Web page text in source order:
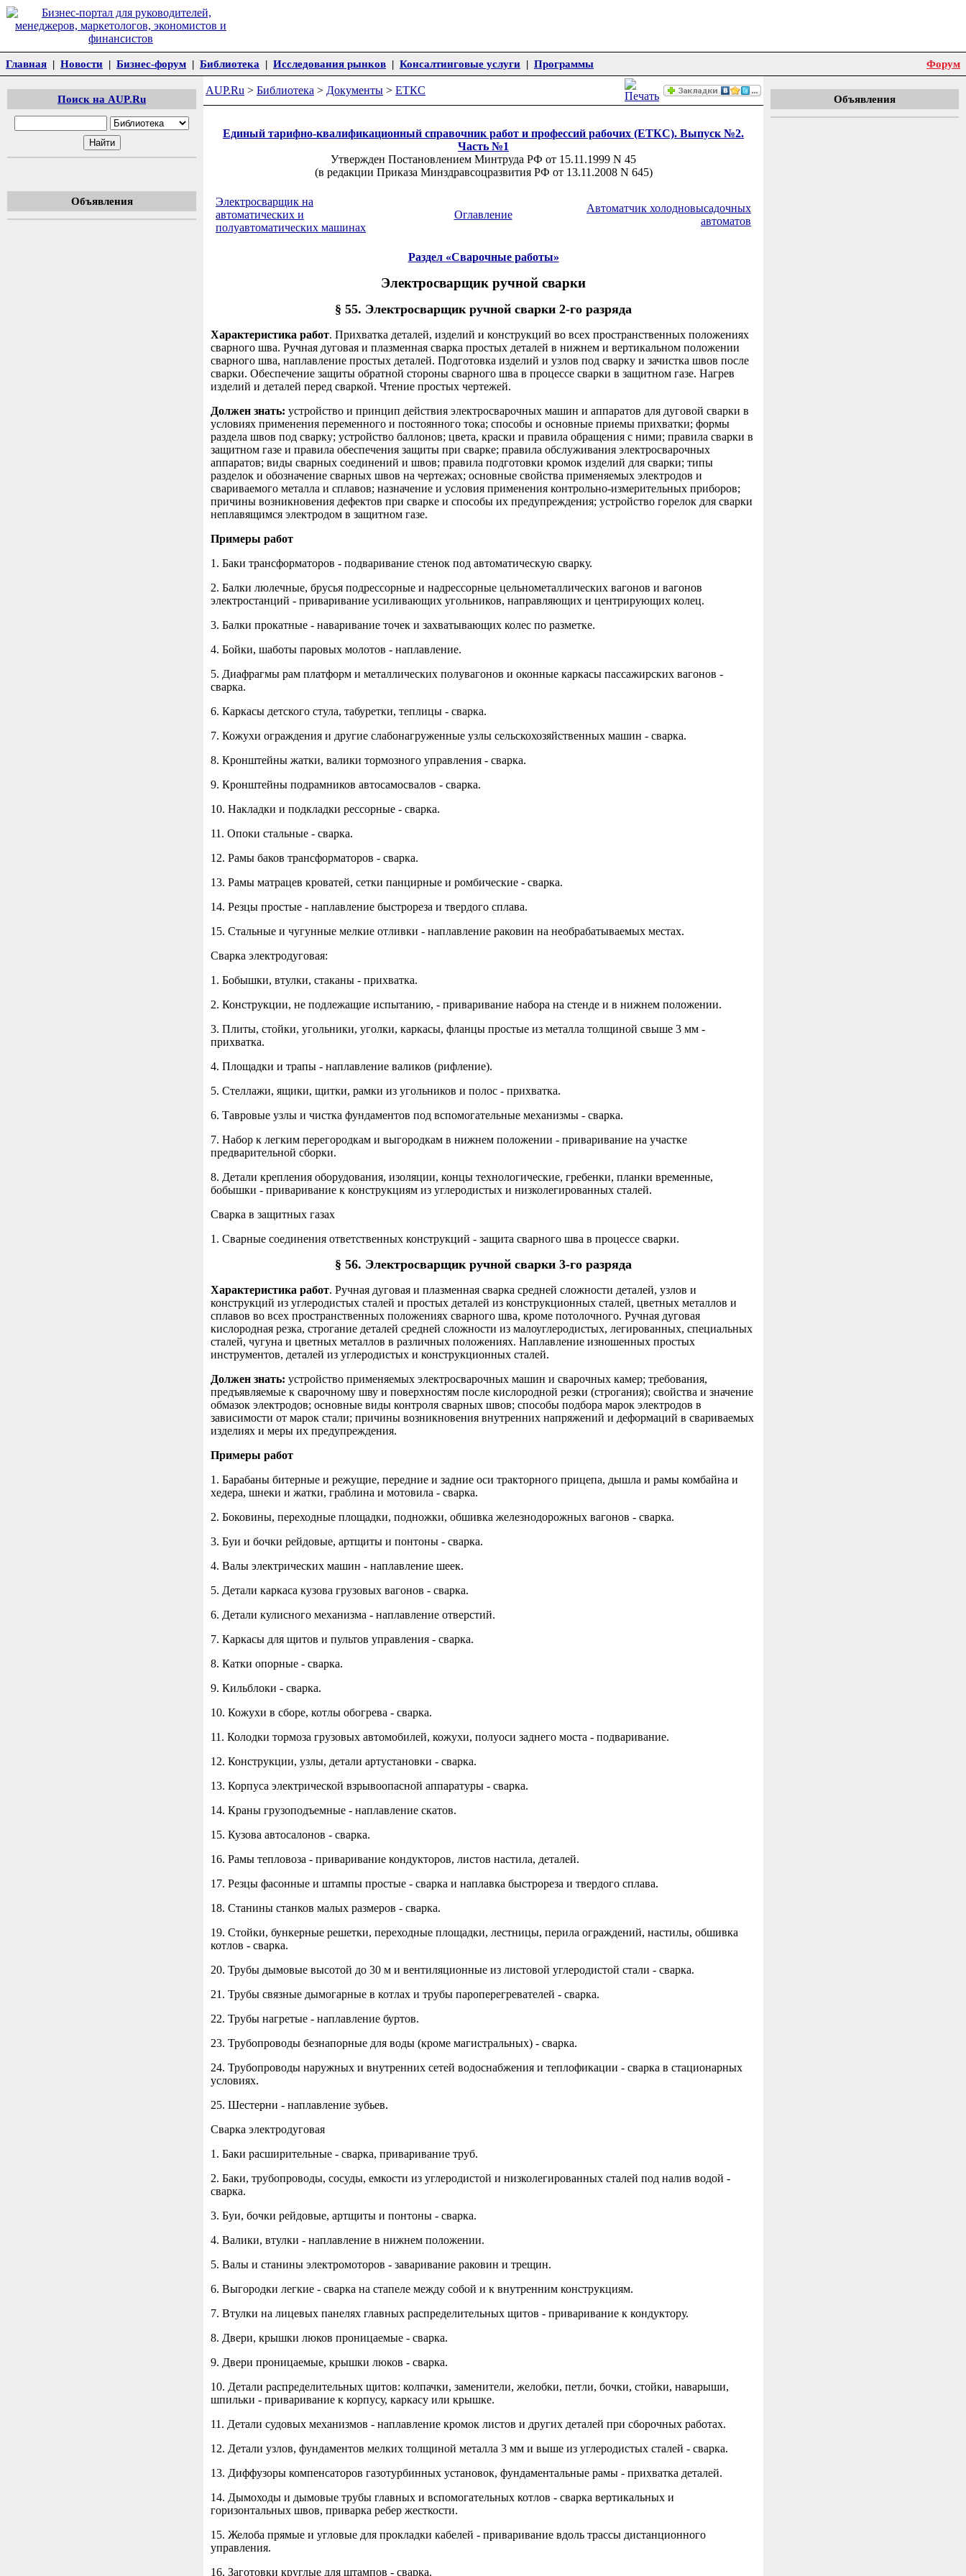
Главная | Новости | Бизнес-форум | Библиотека | Исследования рынков | Консалтинговые услуги | Программы Форум
Поиск на AUP.Ru
Объявления
AUP.Ru > Библиотека > Документы > ЕТКС
Единый тарифно-квалификационный справочник работ и профессий рабочих (ЕТКС). Выпуск №2.
Часть №1
Утвержден Постановлением Минтруда РФ от 15.11.1999 N 45
(в редакции Приказа Минздравсоцразвития РФ от 13.11.2008 N 645)
Электросварщик на
автоматических и
полуавтоматических машинах
Оглавление
Автоматчик холодновысадочных
автоматов
Раздел «Сварочные работы»
Электросварщик ручной сварки
§ 55. Электросварщик ручной сварки 2-го разряда
Характеристика работ. Прихватка деталей, изделий и конструкций во всех пространственных положениях
сварного шва. Ручная дуговая и плазменная сварка простых деталей в нижнем и вертикальном положении
сварного шва, наплавление простых деталей. Подготовка изделий и узлов под сварку и зачистка швов после
сварки. Обеспечение защиты обратной стороны сварного шва в процессе сварки в защитном газе. Нагрев
изделий и деталей перед сваркой. Чтение простых чертежей.
Должен знать: устройство и принцип действия электросварочных машин и аппаратов для дуговой сварки в
условиях применения переменного и постоянного тока; способы и основные приемы прихватки; формы
раздела швов под сварку; устройство баллонов; цвета, краски и правила обращения с ними; правила сварки в
защитном газе и правила обеспечения защиты при сварке; правила обслуживания электросварочных
аппаратов; виды сварных соединений и швов; правила подготовки кромок изделий для сварки; типы
разделок и обозначение сварных швов на чертежах; основные свойства применяемых электродов и
свариваемого металла и сплавов; назначение и условия применения контрольно-измерительных приборов;
причины возникновения дефектов при сварке и способы их предупреждения; устройство горелок для сварки
неплавящимся электродом в защитном газе.
Примеры работ
1. Баки трансформаторов - подваривание стенок под автоматическую сварку.
2. Балки люлечные, брусья подрессорные и надрессорные цельнометаллических вагонов и вагонов
электростанций - приваривание усиливающих угольников, направляющих и центрирующих колец.
3. Балки прокатные - наваривание точек и захватывающих колес по разметке.
4. Бойки, шаботы паровых молотов - наплавление.
5. Диафрагмы рам платформ и металлических полувагонов и оконные каркасы пассажирских вагонов -
сварка.
6. Каркасы детского стула, табуретки, теплицы - сварка.
7. Кожухи ограждения и другие слабонагруженные узлы сельскохозяйственных машин - сварка.
8. Кронштейны жатки, валики тормозного управления - сварка.
9. Кронштейны подрамников автосамосвалов - сварка.
10. Накладки и подкладки рессорные - сварка.
11. Опоки стальные - сварка.
12. Рамы баков трансформаторов - сварка.
13. Рамы матрацев кроватей, сетки панцирные и ромбические - сварка.
14. Резцы простые - наплавление быстрореза и твердого сплава.
15. Стальные и чугунные мелкие отливки - наплавление раковин на необрабатываемых местах.
Сварка электродуговая:
1. Бобышки, втулки, стаканы - прихватка.
2. Конструкции, не подлежащие испытанию, - приваривание набора на стенде и в нижнем положении.
3. Плиты, стойки, угольники, уголки, каркасы, фланцы простые из металла толщиной свыше 3 мм -
прихватка.
4. Площадки и трапы - наплавление валиков (рифление).
5. Стеллажи, ящики, щитки, рамки из угольников и полос - прихватка.
6. Тавровые узлы и чистка фундаментов под вспомогательные механизмы - сварка.
7. Набор к легким перегородкам и выгородкам в нижнем положении - приваривание на участке
предварительной сборки.
8. Детали крепления оборудования, изоляции, концы технологические, гребенки, планки временные,
бобышки - приваривание к конструкциям из углеродистых и низколегированных сталей.
Сварка в защитных газах
1. Сварные соединения ответственных конструкций - защита сварного шва в процессе сварки.
§ 56. Электросварщик ручной сварки 3-го разряда
Характеристика работ. Ручная дуговая и плазменная сварка средней сложности деталей, узлов и
конструкций из углеродистых сталей и простых деталей из конструкционных сталей, цветных металлов и
сплавов во всех пространственных положениях сварного шва, кроме потолочного. Ручная дуговая
кислородная резка, строгание деталей средней сложности из малоуглеродистых, легированных, специальных
сталей, чугуна и цветных металлов в различных положениях. Наплавление изношенных простых
инструментов, деталей из углеродистых и конструкционных сталей.
Должен знать: устройство применяемых электросварочных машин и сварочных камер; требования,
предъявляемые к сварочному шву и поверхностям после кислородной резки (строгания); свойства и значение
обмазок электродов; основные виды контроля сварных швов; способы подбора марок электродов в
зависимости от марок стали; причины возникновения внутренних напряжений и деформаций в свариваемых
изделиях и меры их предупреждения.
Примеры работ
1. Барабаны битерные и режущие, передние и задние оси тракторного прицепа, дышла и рамы комбайна и
хедера, шнеки и жатки, граблина и мотовила - сварка.
2. Боковины, переходные площадки, подножки, обшивка железнодорожных вагонов - сварка.
3. Буи и бочки рейдовые, артщиты и понтоны - сварка.
4. Валы электрических машин - наплавление шеек.
5. Детали каркаса кузова грузовых вагонов - сварка.
6. Детали кулисного механизма - наплавление отверстий.
7. Каркасы для щитов и пультов управления - сварка.
8. Катки опорные - сварка.
9. Кильблоки - сварка.
10. Кожухи в сборе, котлы обогрева - сварка.
11. Колодки тормоза грузовых автомобилей, кожухи, полуоси заднего моста - подваривание.
12. Конструкции, узлы, детали артустановки - сварка.
13. Корпуса электрической взрывоопасной аппаратуры - сварка.
14. Краны грузоподъемные - наплавление скатов.
15. Кузова автосалонов - сварка.
16. Рамы тепловоза - приваривание кондукторов, листов настила, деталей.
17. Резцы фасонные и штампы простые - сварка и наплавка быстрореза и твердого сплава.
18. Станины станков малых размеров - сварка.
19. Стойки, бункерные решетки, переходные площадки, лестницы, перила ограждений, настилы, обшивка
котлов - сварка.
20. Трубы дымовые высотой до 30 м и вентиляционные из листовой углеродистой стали - сварка.
21. Трубы связные дымогарные в котлах и трубы пароперегревателей - сварка.
22. Трубы нагретые - наплавление буртов.
23. Трубопроводы безнапорные для воды (кроме магистральных) - сварка.
24. Трубопроводы наружных и внутренних сетей водоснабжения и теплофикации - сварка в стационарных
условиях.
25. Шестерни - наплавление зубьев.
Сварка электродуговая
1. Баки расширительные - сварка, приваривание труб.
2. Баки, трубопроводы, сосуды, емкости из углеродистой и низколегированных сталей под налив водой -
сварка.
3. Буи, бочки рейдовые, артщиты и понтоны - сварка.
4. Валики, втулки - наплавление в нижнем положении.
5. Валы и станины электромоторов - заваривание раковин и трещин.
6. Выгородки легкие - сварка на стапеле между собой и к внутренним конструкциям.
7. Втулки на лицевых панелях главных распределительных щитов - приваривание к кондуктору.
8. Двери, крышки люков проницаемые - сварка.
9. Двери проницаемые, крышки люков - сварка.
10. Детали распределительных щитов: колпачки, заменители, желобки, петли, бочки, стойки, наварыши,
шпильки - приваривание к корпусу, каркасу или крышке.
11. Детали судовых механизмов - наплавление кромок листов и других деталей при сборочных работах.
12. Детали узлов, фундаментов мелких толщиной металла 3 мм и выше из углеродистых сталей - сварка.
13. Диффузоры компенсаторов газотурбинных установок, фундаментальные рамы - прихватка деталей.
14. Дымоходы и дымовые трубы главных и вспомогательных котлов - сварка вертикальных и
горизонтальных швов, приварка ребер жесткости.
15. Желоба прямые и угловые для прокладки кабелей - приваривание вдоль трассы дистанционного
управления.
16. Заготовки круглые для штампов - сварка.
Объявления